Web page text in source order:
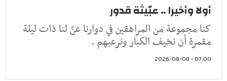
أولا وأخيرا .. عبّيثة قدور
كنا مجموعة من المراهقين في دوارنا عنّ لنا ذات ليلة
مقمرة أن نخيف الكبار ونرعبهم .
07:00 - 2026/08/08